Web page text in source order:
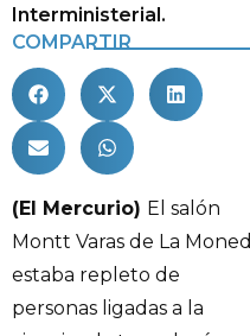
Interministerial.
COMPARTIR
(El Mercurio) El salón
Montt Varas de La
estaba repleto de
personas ligadas a la